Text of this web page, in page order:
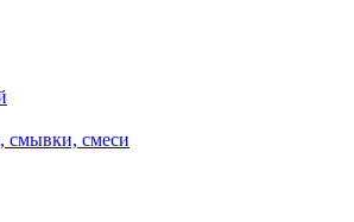
смывки, смеси